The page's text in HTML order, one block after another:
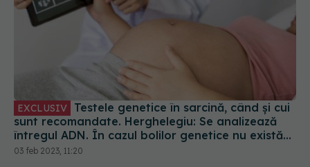
EXCLUSIV
sunt recomandate. Herghelegiu: Se analizează
întregul ADN. În cazul bolilor genetice nu există
tratament. Nu putem schimba ADN-ul
03 feb 2023, 11:20